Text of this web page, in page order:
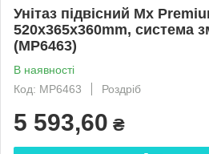
Унітаз підвісний Mx
520x365x360mm, система
(MP6463)
В наявності
Код: MP6463
Роздріб
5 593,60 ₴